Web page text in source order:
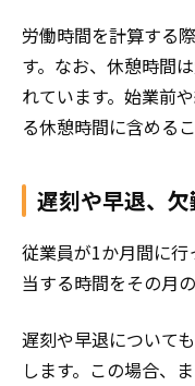
労働時間を計算する
す。なお、休憩時間
れています。始業前
る休憩時間に含める
遅刻や早退、
従業員が1か月間に
当する時間をその月
遅刻や早退について
します。この場合、